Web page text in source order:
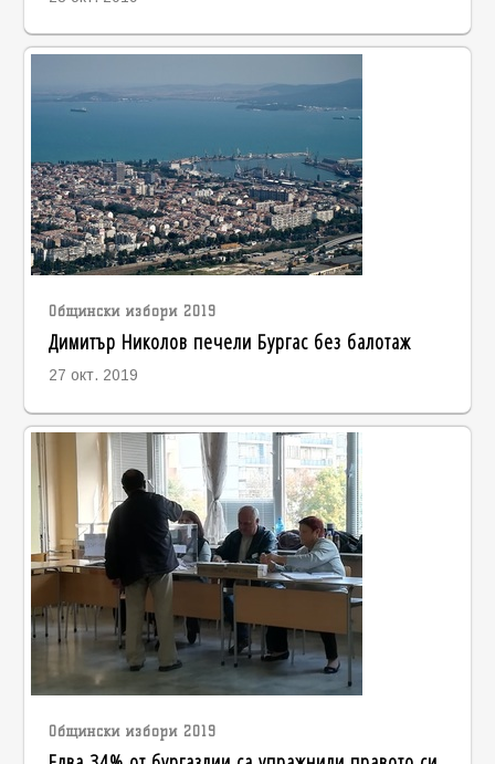
Общински избори 2019
Димитър Николов печели Бургас без балотаж
27 окт. 2019
Общински избори 2019